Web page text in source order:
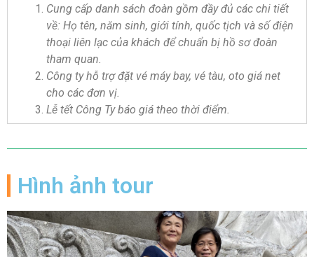
Cung cấp danh sách đoàn gồm đầy đủ các chi tiết
về: Họ tên, năm sinh, giới tính, quốc tịch và số điện
thoại liên lạc của khách để chuẩn bị hồ sơ đoàn
tham quan.
Công ty hỗ trợ đặt vé máy bay, vé tàu, oto giá net
cho các đơn vị.
Lễ tết Công Ty báo giá theo thời điểm.
Hình ảnh tour